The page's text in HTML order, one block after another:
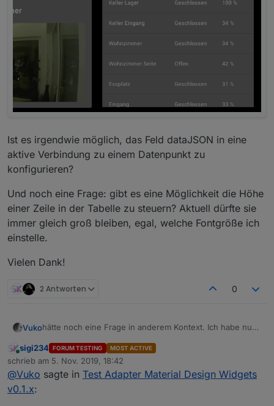
Ist es irgendwie möglich, das Feld dataJSON in eine
aktive Verbindung zu einem Datenpunkt zu
konfigurieren?
Und noch eine Frage: gibt es eine Möglichkeit die Höhe
einer Zeile in der Tabelle zu steuern? Aktuell dürfte sie
immer gleich groß bleiben, egal, welche Fontgröße ich
einstelle.
Vielen Dank!
2 Antworten 0
Vukohätte noch eine Frage in anderem Kontext. Ich habe nun
entsprechendes JSON-Array in einem Datenpunkt. Das
übernehme ich via Binding in das dataJSON-Feld im
Table-Widget. An sich funktioniert das auch, ich habe nur
Online
sigi234 FORUM TESTING MOST ACTIVE
schrieb am 5. Nov. 2019, 18:42
zuletzt editiert von
@Vuko sagte in Test Adapter Material Design Widgets
v0.1.x: